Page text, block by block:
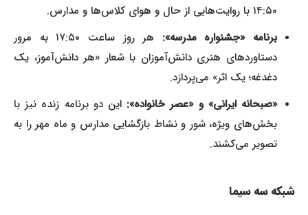
۱۴:۵۰ با روایت‌هایی از حال و هوای کلاس‌ها و مدارس.
برنامه «جشنواره مدرسه»:
هر روز ساعت ۱۷:۵۰ به مرور
دستاوردهای هنری دانش‌آموزان با شعار «هر دانش‌آموز، یک
دغدغه؛ یک اثر» می‌پردازد.
«صبحانه ایرانی» و «عصر خانواده»:این دو برنامه زنده نیز با
بخش‌های ویژه، شور و نشاط بازگشایی مدارس و ماه مهر را به
تصویر می‌کشند.
شبکه سه سیما